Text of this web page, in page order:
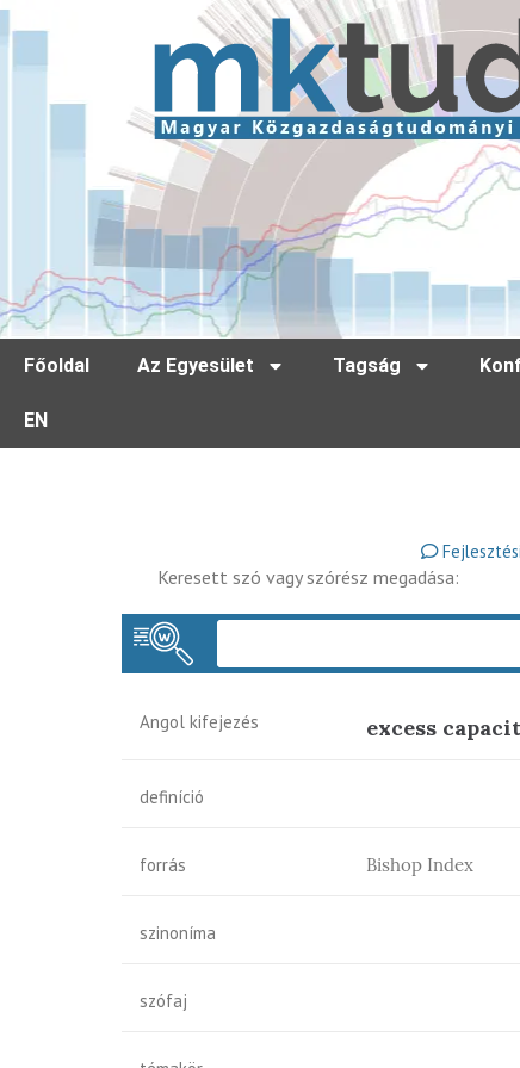
Főoldal Az Egyesület Tagság
EN
Keresett szó vagy szórész megadása:
Angol kifejezés excess
definíció
forrás Bishop Index
szinoníma
szófaj